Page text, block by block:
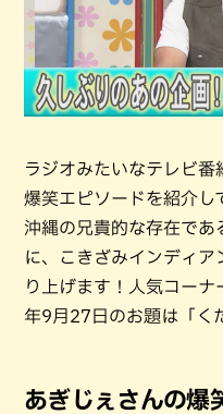
ラジオみたいなテレビ
爆笑エピソードを紹介し
沖縄の兄貴的な存在であ
に、こきざみインディ
り上げます！人気コー
年9月27日のお題は「く
あぎじぇさんの爆